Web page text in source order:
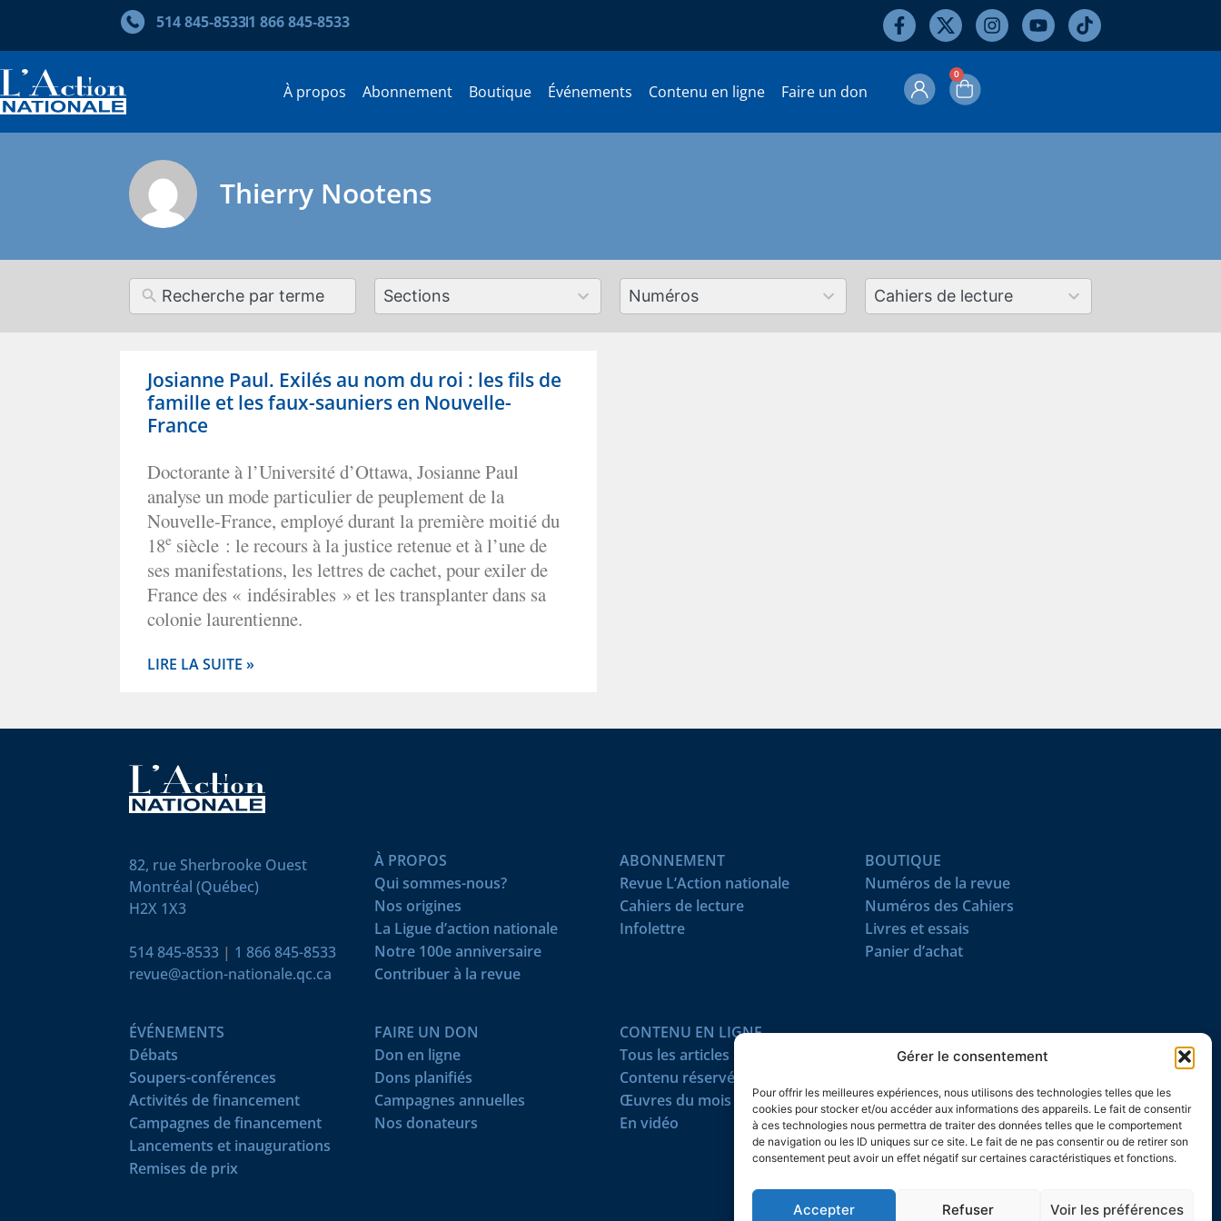
Gérer le consentement
Pour offrir les meilleures expériences, nous utilisons des technologies telles que les
cookies pour stocker et/ou accéder aux informations des appareils. Le fait de consentir
à ces technologies nous permettra de traiter des données telles que le comportement
de navigation ou les ID uniques sur ce site. Le fait de ne pas consentir ou de retirer son
consentement peut avoir un effet négatif sur certaines caractéristiques et fonctions.
Accepter Refuser Voir les préférences
514 845‑85331 866 845‑8533
À propos Abonnement Boutique Événements Contenu en ligne Faire un don
0
Thierry Nootens
12
results
179
results
50
results
Josianne Paul. Exilés au nom du roi : les fils de
famille et les faux-sauniers en Nouvelle-
France
Doctorante à l’Université d’Ottawa, Josianne Paul
analyse un mode particulier de peuplement de la
Nouvelle-France, employé durant la première moitié du
18e siècle : le recours à la justice retenue et à l’une de
ses manifestations, les lettres de cachet, pour exiler de
France des « indésirables » et les transplanter dans sa
colonie laurentienne.
LIRE LA SUITE »
82, rue Sherbrooke Ouest
Montréal (Québec)
H2X 1X3
514 845-8533 | 1 866 845-8533
revue@action-nationale.qc.ca
À PROPOS
Qui sommes-nous?
Nos origines
La Ligue d’action nationale
Notre 100e anniversaire
Contribuer à la revue
ABONNEMENT
Revue L’Action nationale
Cahiers de lecture
Infolettre
BOUTIQUE
Numéros de la revue
Numéros des Cahiers
Livres et essais
Panier d’achat
ÉVÉNEMENTS
Débats
Soupers-conférences
Activités de financement
Campagnes de financement
Lancements et inaugurations
Remises de prix
FAIRE UN DON
Don en ligne
Dons planifiés
Campagnes annuelles
Nos donateurs
CONTENU EN LIGNE
Tous les articles
Contenu réservé
Œuvres du mois
En vidéo
SUIVEZ-NOUS